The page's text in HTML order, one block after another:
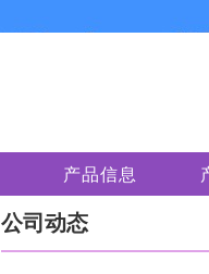
产品信息
公司动态